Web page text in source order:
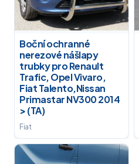
Boční ochranné
nerezové nášlapy
trubky pro Renault
Trafic, Opel Vivaro,
Fiat Talento,Nissan
Primastar NV300 2014
> (TA)
Fiat